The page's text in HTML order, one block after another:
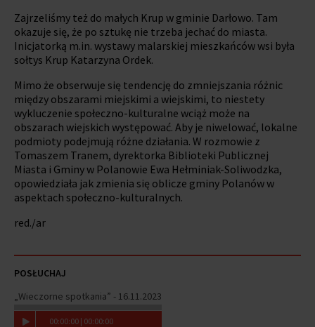
Zajrzeliśmy też do małych Krup w gminie Darłowo. Tam
okazuje się, że po sztukę nie trzeba jechać do miasta.
Inicjatorką m.in. wystawy malarskiej mieszkańców wsi była
sołtys Krup Katarzyna Ordek.
Mimo że obserwuje się tendencję do zmniejszania różnic
między obszarami miejskimi a wiejskimi, to niestety
wykluczenie społeczno-kulturalne wciąż może na
obszarach wiejskich występować. Aby je niwelować, lokalne
podmioty podejmują różne działania. W rozmowie z
Tomaszem Tranem, dyrektorka Biblioteki Publicznej
Miasta i Gminy w Polanowie Ewa Hełminiak-Soliwodzka,
opowiedziała jak zmienia się oblicze gminy Polanów w
aspektach społeczno-kulturalnych.
red./ar
POSŁUCHAJ
„Wieczorne spotkania” - 16.11.2023
00:00:00 | 00:00:00